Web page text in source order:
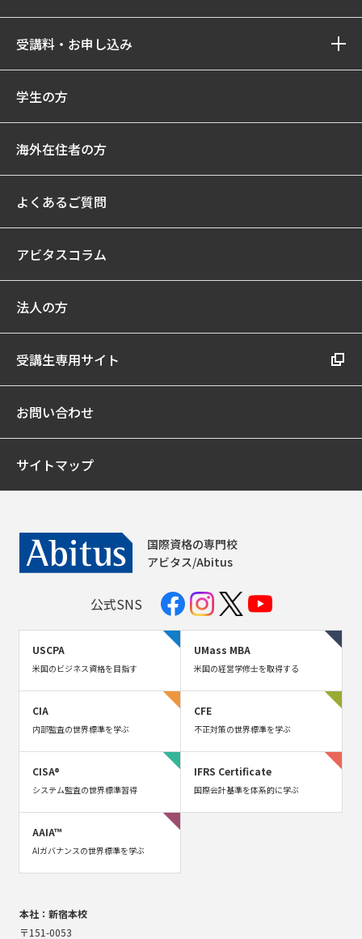
受講料・お申し込み
学生の方
海外在住者の方
よくあるご質問
アビタスコラム
法人の方
受講生専用サイト
お問い合わせ
サイトマップ
国際資格の専門校
アビタス/Abitus
公式SNS
USCPA
米国のビジネス資格を目指す
UMass MBA
米国の経営学修士を取得する
CIA
内部監査の世界標準を学ぶ
CFE
不正対策の世界標準を学ぶ
CISA®
システム監査の世界標準習得
IFRS Certificate
国際会計基準を体系的に学ぶ
AAIA™
AIガバナンスの世界標準を学ぶ
本社：新宿本校
〒151-0053